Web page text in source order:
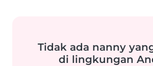
Tidak ada nanny
di lingkungan